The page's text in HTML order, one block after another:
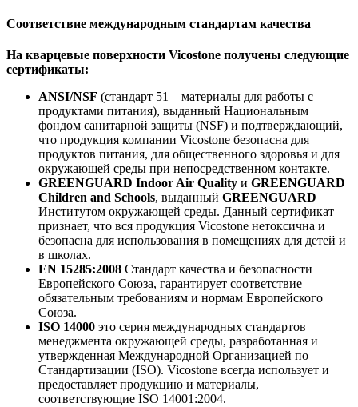
Соответствие международным стандартам качества
На кварцевые поверхности Vicostone получены следующие
сертификаты:
ANSI/NSF (стандарт 51 – материалы для работы с
продуктами питания), выданный Национальным
фондом санитарной защиты (NSF) и подтверждающий,
что продукция компании Vicostone безопасна для
продуктов питания, для общественного здоровья и для
окружающей среды при непосредственном контакте.
GREENGUARD Indoor Air Quality и GREENGUARD
Children and Schools, выданный GREENGUARD
Институтом окружающей среды. Данный сертификат
признает, что вся продукция Vicostone нетоксична и
безопасна для использования в помещениях для детей и
в школах.
EN 15285:2008 Стандарт качества и безопасности
Европейского Союза, гарантирует соответствие
обязательным требованиям и нормам Европейского
Союза.
ISO 14000 это серия международных стандартов
менеджмента окружающей среды, разработанная и
утвержденная Международной Организацией по
Стандартизации (ISO). Vicostone всегда использует и
предоставляет продукцию и материалы,
соответствующие ISO 14001:2004.